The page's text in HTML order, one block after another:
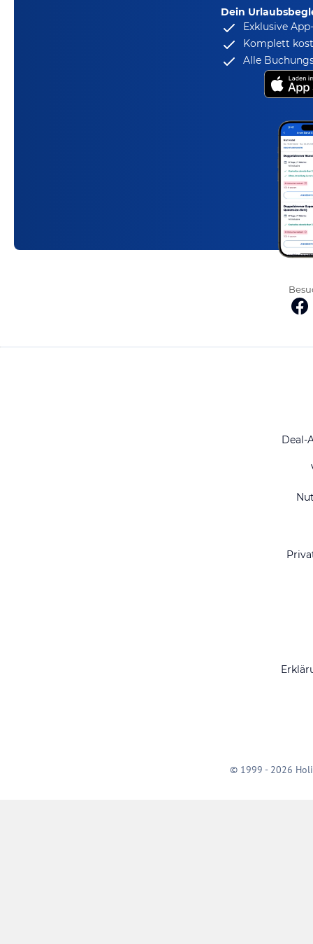
Dein
Exklusive
Komplett
Alle
Deal-
© 1999 - 2026